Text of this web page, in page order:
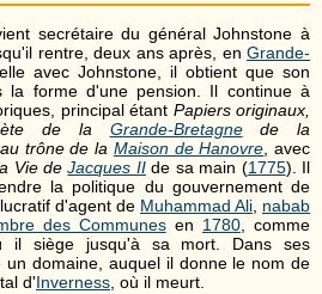
secrétaire du général Johnstone à
rentre, deux ans après, enGrande-
avec Johnstone, il obtient que son
la forme d'une pension. Il continue à
principal étant Papiers originaux,
de la Grande-Bretagnede la
trône de la Maison de Hanovre , avec
Vie deJacques IIde sa main (1775). Il
la politique du gouvernement de
d'agent de Muhammad Ali nabab
des Communesen 1780, comme
il siège jusqu'à sa mort. Dans ses
un domaine, auquel il donne le nom de
d'Inverness , où il meurt.